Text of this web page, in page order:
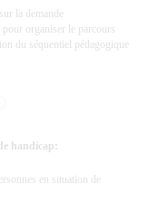
la demande
pour organiser le parcours
du séquentiel pédagogique
handicap:
en situation de